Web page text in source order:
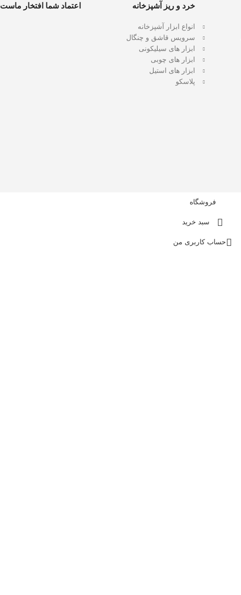
خرد و ریز آشپزخانه
انواع ابزار آشپزخانه
سرویس قاشق و چنگال
ابزار های سیلیکونی
ابزار های چوبی
ابزار های استیل
پلاسکو
اعتماد شما افتخار ماست
فروشگاه
سبد خرید
حساب کاربری من